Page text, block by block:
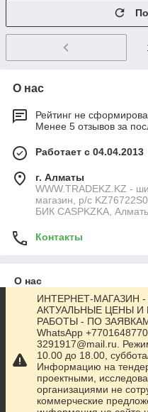
О нас
Рейтинг не
Менее 5 отзывов за
Работает с 04.04.2013
г. Алматы
WWW.TRADEKZ.KZ -
магазин, р/с
БИК CASPKZKA,
Контакты
О нас
Контакты
Доставка и оплата
Полная версия сайта
ИНТЕРНЕТ-МАГАЗИН -
АКТУАЛЬНЫЕ ЦЕНЫ
РАБОТЫ - ПО ЗАЯВКАМ
WhatsApp
3291917@mail.ru.
10.00 до 18.00,
Информацию на
проектными,
организациями не
коммерческие